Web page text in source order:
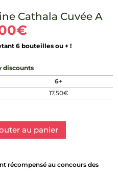
Cathala Cuvée A
€
6 bouteilles ou + !
discounts
6+
17,50€
au panier
récompensé au concours des